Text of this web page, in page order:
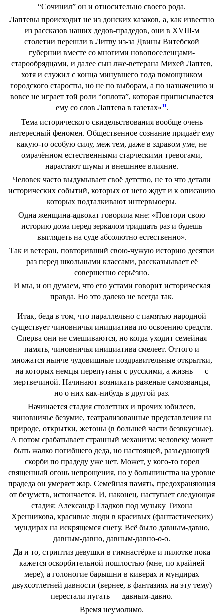
“Сочинил” он и относительно своего рода.
Лаптевы происходит не из донских казаков, а, как известно
из рассказов наших дедов-прадедов, они в XVIII-м
столетии перешли в Литву из-за Двины Витебской
губернии вместе со многими новопоселенцами-
старообрядцами, и далее сын лже-ветерана Михей Лаптев,
хотя и служил с конца минувшего года помощником
городского старосты, но не по выборам, а по назначению и
вовсе не играет той роли “оплота”, которая приписывается
ему со слов Лаптева в газетах» 11.
Тема исторического свидельствования вообще очень
интересный феномен. Общественное сознание придаёт ему
какую-то особую силу, меж тем, даже в здравом уме, не
омрачённом естественными старческими тревогами,
нарастают шумы и внешннее влияние.
Человек часто выдумывает своё детство, не то что детали
исторических событий, которых от него ждут и к описанию
которых подталкивают интервьюеры.
Одна женщина-адвокат говорила мне: «Повтори свою
историю дома перед зеркалом тридцать раз и будешь
выглядеть на суде абсолютно естественно».
Так и ветеран, повторивший свою-чужую историю десятки
раз перед школьными классами, рассказыывает её
совершенно серьёзно.
И мы, и он думаем, что его устами говорит историческая
правда. Но это далеко не всегда так.
Итак, беда в том, что параллельно с памятью народной
существует чиновничья инициатива по освоению средств.
Сперва они не смешиваются, но когда уходит семейная
память, чиновничья инициатива смелеет. Оттого и
множатся нынче чудовищные поздравительные открытки,
на которых немцы перепутаны с русскими, а жизнь — с
мертвечиной. Начинают возникать раженые самозванцы,
но о них как-нибудь в другой раз.
Начинается стадия столетних и прочих юбилеев,
чиновничье безумие, театрализованные представления на
природе, открытки, жетоны (в большей части безвкусные).
А потом срабатывает странный механизм: человеку может
быть жалко погибшего деда, но настоящей, разъедающей
скорби по прадеду уже нет. Может, у кого-то горел
священный огонь непрощения, но у большинства на уровне
прадеда он умеряет жар. Семейная память, предохраняющая
от безумств, истончается. И, наконец, наступает следующая
стадия: Александр Гладков под музыку Тихона
Хренникова, красивые люди в красивых (фантастических)
мундирах на искрящемся снегу. Всё было давным-давно,
давным-давно, давным-давно-о-о.
Да и то, стриптиз девушки в гимнастёрке и пилотке пока
кажется оскорбительной пошлостью (мне, по крайней
мере), а голоногие барышни в киверах и мундирах
двухсотлетней давности (вернее, в фантазиях на эту тему)
перестали пугать — давным-давно.
Время неумолимо.